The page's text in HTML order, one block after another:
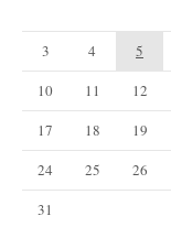
3
4 5
10
11 12
17
18 19
24
25 26
31